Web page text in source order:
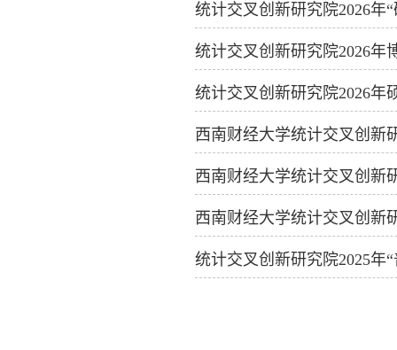
统计交叉创新研究院2026年
统计交叉创新研究院2026年
统计交叉创新研究院2026年
西南财经大学统计交叉创新
西南财经大学统计交叉创新
西南财经大学统计交叉创新
统计交叉创新研究院2025年